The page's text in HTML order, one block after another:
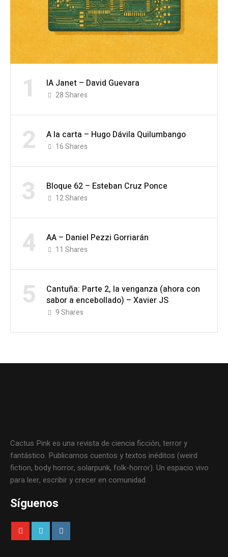
1 IA Janet – David Guevara
28Shares
2 A la carta – Hugo Dávila Quilumbango
16Shares
3 Bloque 62 – Esteban Cruz Ponce
12Shares
4 AA – Daniel Pezzi Gorriarán
11 Shares
5
Cantuña: Parte 2, la venganza (ahora con
sabor a encebollado) – Xavier JS
9Shares
Cactus Pink es una revista de ciencia ficción, terror y
fantástico. Publicamos cuentos y textos inéditos (weird
fiction, body horror, solarpunk, folk-horror). Un espacio vivo
para leer, escribir y crecer en comunidad.
Síguenos